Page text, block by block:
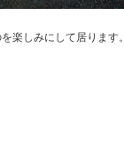
楽しみにして居ります。